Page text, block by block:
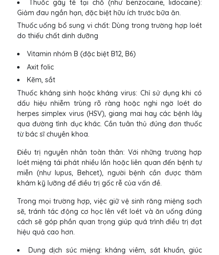
Thuốc gây tê tại chỗ (như benzocaine, lidocaine):
Giảm đau ngắn hạn, đặc biệt hữu ích trước bữa ăn.
Thuốc uống bổ sung vi chất: Dùng trong trường hợp loét
do thiếu chất dinh dưỡng
Vitamin nhóm B (đặc biệt B12, B6)
Axit folic
Kẽm, sắt
Thuốc kháng sinh hoặc kháng virus: Chỉ sử dụng khi có
dấu hiệu nhiễm trùng rõ ràng hoặc nghi ngờ loét do
herpes simplex virus (HSV), giang mai hay các bệnh lây
qua đường tình dục khác. Cần tuân thủ đúng đơn thuốc
từ bác sĩ chuyên khoa.
Điều trị nguyên nhân toàn thân: Với những trường hợp
loét miệng tái phát nhiều lần hoặc liên quan đến bệnh tự
miễn (như lupus, Behcet), người bệnh cần được thăm
khám kỹ lưỡng để điều trị gốc rễ của vấn đề.
Trong mọi trường hợp, việc giữ vệ sinh răng miệng sạch
sẽ, tránh tác động cơ học lên vết loét và ăn uống đúng
cách sẽ góp phần quan trọng giúp quá trình điều trị đạt
hiệu quả cao hơn.
Dung dịch súc miệng: kháng viêm, sát khuẩn, giúc